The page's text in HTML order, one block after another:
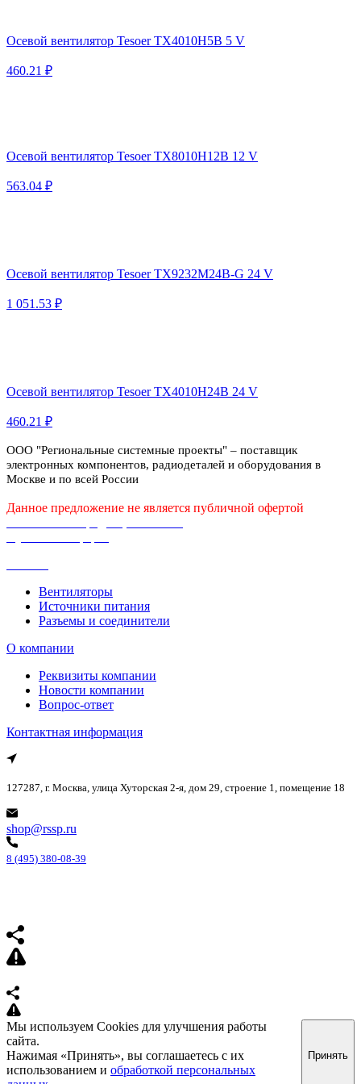
Осевой вентилятор Tesoer TX4010H5B 5 V
460.21 ₽
Осевой вентилятор Tesoer TX8010H12B 12 V
563.04 ₽
Осевой вентилятор Tesoer TX9232M24B-G 24 V
1 051.53 ₽
Осевой вентилятор Tesoer TX4010H24B 24 V
460.21 ₽
ООО "Региональные системные проекты" – поставщик
электронных компонентов, радиодеталей и оборудования в
Москве и по всей России
Данное предложение не является публичной офертой
Вентиляторы
Источники питания
Разъемы и соединители
О компании
Реквизиты компании
Новости компании
Вопрос-ответ
Контактная информация
127287, г. Москва, улица Хуторская 2-я, дом 29, строение 1, помещение 18
shop@rssp.ru
8 (495) 380-08-39
Мы используем Cookies для улучшения работы
сайта.
Нажимая «Принять», вы соглашаетесь с их
использованием и обработкой персональных
Принять